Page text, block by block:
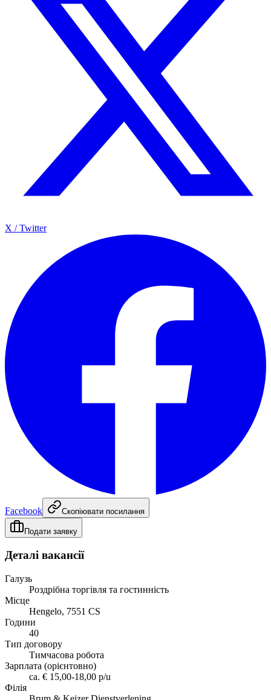
X / Twitter
Facebook Скопіювати посилання
Подати заявку
Деталі вакансії
Галузь
Роздрібна торгівля та гостинність
Місце
Hengelo, 7551 CS
Години
40
Тип договору
Тимчасова робота
Зарплата (орієнтовно)
ca. € 15,00-18,00 p/u
Філія